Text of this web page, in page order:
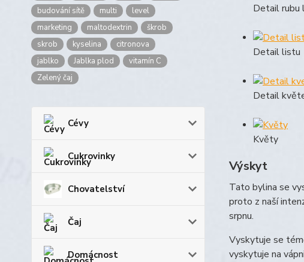
budování sítě
multi
level
marketing
maltodextrin
škrob
skrob
kyselina
citronova
jablko
Jablka plod
vitamín C
Zelený čaj
Cévy
Cukrovinky
Chovatelství
Čaj
Domácnost
Detail rubu
Detail listu
Detail
Květy
Výskyt
Tato bylina se
proto z naší
srpnu.
Vyskytuje se
vyskytuje na